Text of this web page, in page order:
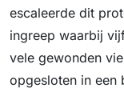
escaleerde dit
ingreep waarbij
vele gewonden
opgesloten in een